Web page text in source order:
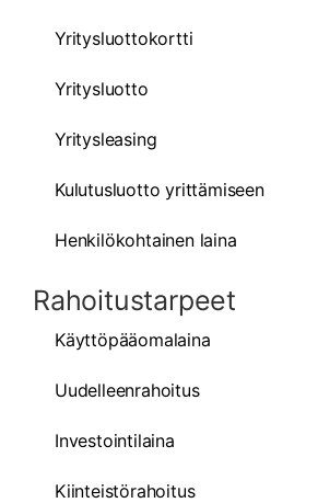
Yritysluottokortti
Yritysluotto
Yritysleasing
Kulutusluotto yrittämiseen
Henkilökohtainen laina
Rahoitustarpeet
Käyttöpääomalaina
Uudelleenrahoitus
Investointilaina
Kiinteistörahoitus